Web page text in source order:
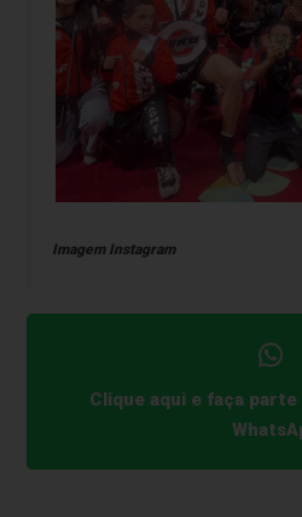
Imagem Instagram
Clique aqui e faça